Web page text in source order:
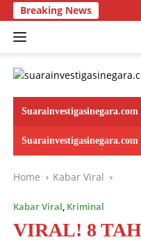
Breaking News
Suarainvestigasinegara.com
Suarainvestigasinegara.com
Home Kabar Viral
Kabar Viral, Kriminal
VIRAL! 8